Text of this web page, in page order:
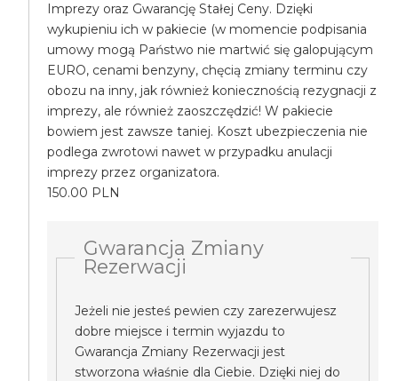
Imprezy oraz Gwarancję Stałej Ceny. Dzięki
wykupieniu ich w pakiecie (w momencie podpisania
umowy mogą Państwo nie martwić się galopującym
EURO, cenami benzyny, chęcią zmiany terminu czy
obozu na inny, jak również koniecznością rezygnacji z
imprezy, ale również zaoszczędzić! W pakiecie
bowiem jest zawsze taniej. Koszt ubezpieczenia nie
podlega zwrotowi nawet w przypadku anulacji
imprezy przez organizatora.
150.00 PLN
Gwarancja Zmiany
Rezerwacji
Jeżeli nie jesteś pewien czy zarezerwujesz
dobre miejsce i termin wyjazdu to
Gwarancja Zmiany Rezerwacji jest
stworzona właśnie dla Ciebie. Dzięki niej do